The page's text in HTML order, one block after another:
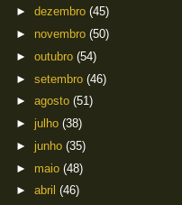
► dezembro (45)
► novembro (50)
► outubro (54)
► setembro (46)
► agosto (51)
► julho (38)
► junho (35)
► maio (48)
► abril (46)